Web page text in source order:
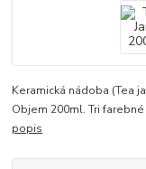
Keramická nádoba (Tea
Objem 200ml. Tri
popis